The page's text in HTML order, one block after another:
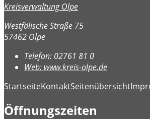
Kreisverwaltung Olpe
Westfälische Straße 75
57462 Olpe
Telefon: 02761 81 0
Web: www.kreis-olpe.de
StartseiteKontaktSeitenübersicht
Öffnungszeiten